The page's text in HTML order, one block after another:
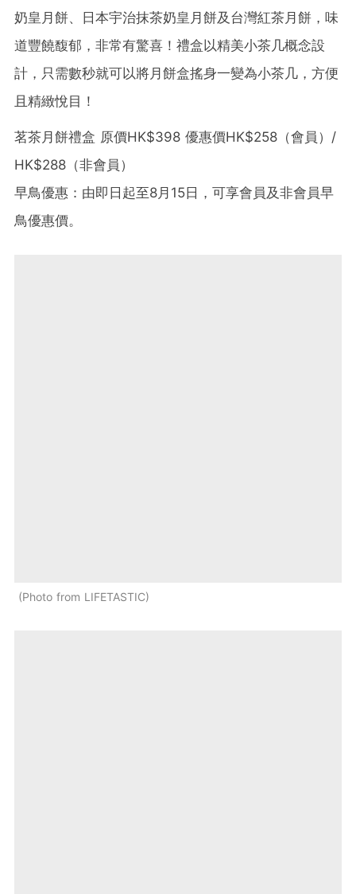
奶皇月餅、日本宇治抹茶奶皇月餅及台灣紅茶月餅，味
道豐饒馥郁，非常有驚喜！禮盒以精美小茶几概念設
計，只需數秒就可以將月餅盒搖身一變為小茶几，方便
且精緻悅目！
茗茶月餅禮盒 原價HK$398 優惠價HK$258（會員）/
HK$288（非會員）
早鳥優惠：由即日起至8月15日，可享會員及非會員早
鳥優惠價。
Photo from LIFETASTIC